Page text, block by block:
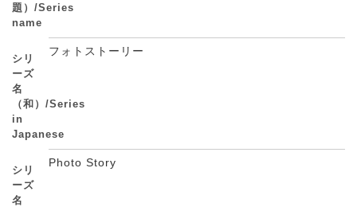
題）/Series
name
シリ
ーズ
名
（和）/Series
in
Japanese
フォトストーリー
シリ
ーズ
名
Photo Story